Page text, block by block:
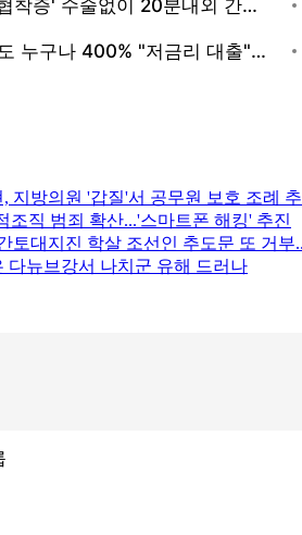
지방의원 '갑질'서 공무원 보호 조례
조직 범죄 확산...'스마트폰 해킹' 추진
토대지진 학살 조선인 추도문 또 거부
다뉴브강서 나치군 유해 드러나